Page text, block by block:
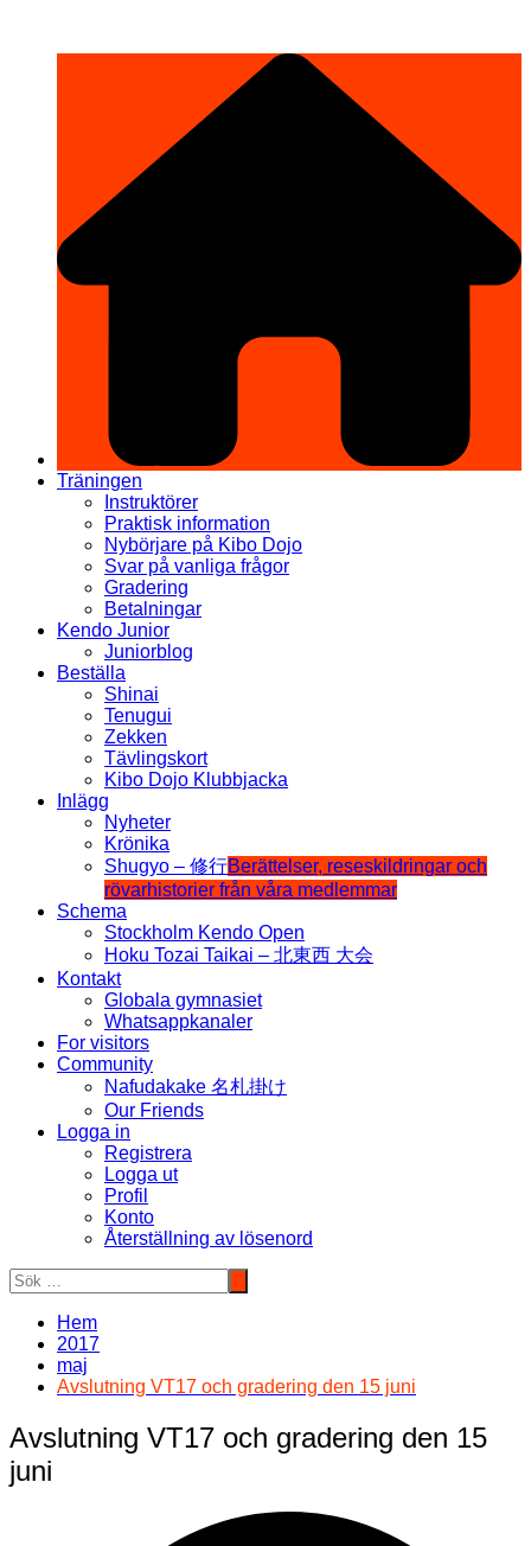
Träningen
Instruktörer
Praktisk information
Nybörjare på Kibo Dojo
Svar på vanliga frågor
Gradering
Betalningar
Kendo Junior
Juniorblog
Beställa
Shinai
Tenugui
Zekken
Tävlingskort
Kibo Dojo Klubbjacka
Inlägg
Nyheter
Krönika
Shugyo – 修行Berättelser, reseskildringar och
rövarhistorier från våra medlemmar
Schema
Stockholm Kendo Open
Hoku Tozai Taikai – 北東西 大会
Kontakt
Globala gymnasiet
Whatsappkanaler
For visitors
Community
Nafudakake 名札掛け
Our Friends
Logga in
Registrera
Logga ut
Profil
Konto
Återställning av lösenord
Hem
2017
maj
Avslutning VT17 och gradering den 15 juni
Avslutning VT17 och gradering den 15
juni